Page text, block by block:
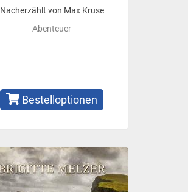
Nacherzählt von Max Kruse
Abenteuer
Bestelloptionen